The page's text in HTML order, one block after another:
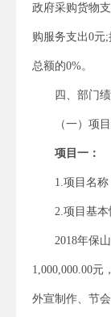
政府采购货物
购服务支出0元
总额的0%。
四、部门
（一）项
项目一：
1.项目名
2.项目基
2018年保
1,000,000.00元
外宣制作、节